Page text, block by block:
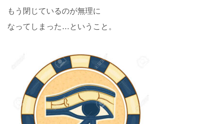
もう閉じているのが無理に
なってしまった…ということ。